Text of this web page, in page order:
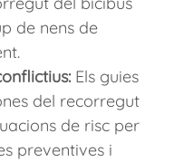
de nens de
Els guies
del recorregut
de risc per
preventives i